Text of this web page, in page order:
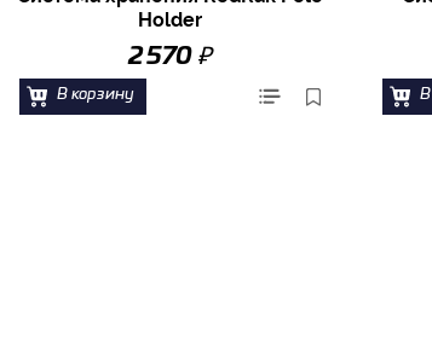
Holder
2 570 ₽
В корзину В